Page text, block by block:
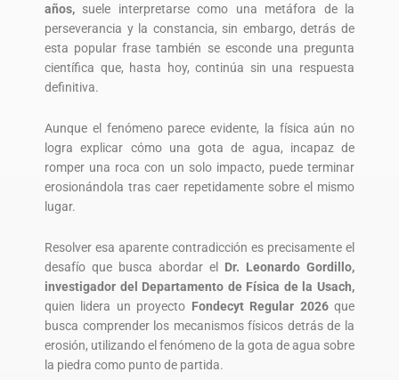
años, suele interpretarse como una metáfora de la
perseverancia y la constancia, sin embargo, detrás de
esta popular frase también se esconde una pregunta
científica que, hasta hoy, continúa sin una respuesta
definitiva.
Aunque el fenómeno parece evidente, la física aún no
logra explicar cómo una gota de agua, incapaz de
romper una roca con un solo impacto, puede terminar
erosionándola tras caer repetidamente sobre el mismo
lugar.
Resolver esa aparente contradicción es precisamente el
desafío que busca abordar el Dr. Leonardo Gordillo,
investigador del Departamento de Física de la Usach,
quien lidera un proyecto Fondecyt Regular 2026que
busca comprender los mecanismos físicos detrás de la
erosión, utilizando el fenómeno de la gota de agua sobre
la piedra como punto de partida.